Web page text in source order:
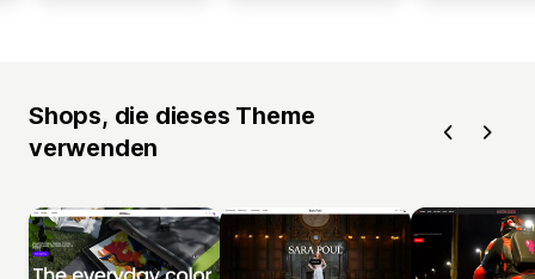
Shops, die dieses Theme
verwenden